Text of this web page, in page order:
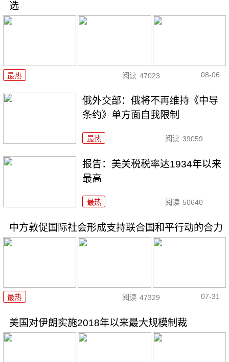
选
最热 阅读 47023 08-06
俄外交部：俄将不再维持《中导
条约》单方面自我限制
最热 阅读 39059
报告：美关税税率达1934年以来
最高
最热 阅读 50640
中方敦促国际社会形成支持联合国和平行动的合力
最热 阅读 47329 07-31
美国对伊朗实施2018年以来最大规模制裁